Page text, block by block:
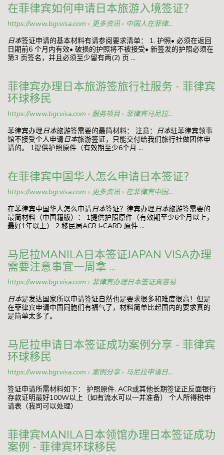
在菲律宾如何申请日本旅游入境签证？
https://www.bgcvisa.com › 更多资讯 › 中国人在菲律...
日本签证申请的基本材料有请参阅要求清单： 1. 护照• 必须在返回
日期前6 个月内有效• 破损的护照将不被接受• 新签发的护照必须在
第3 页签名，并且必须至少留有两(2) 页 ...
菲律宾办理日本旅游签旅行社服务 - 菲律宾
环球移民
https://www.bgcvisa.com › 服务项目 › 菲律宾马尼拉...
菲律宾办理日本旅游签需要的最简材料： 注意： 日本驻菲律宾领事
馆不接受个人申请日本旅游签证，只能交付给我们旅行社做团体申
请的。 1提供护照原件（有效期至少6个月 ...
在菲律宾中国华人怎么申请日本签证？
https://www.bgcvisa.com › 更多资讯 › 在菲律宾中国...
在菲律宾中国华人怎么申请日本签证？律宾办理日本旅游签需要的
最简材料（中国籍版）： 1提供护照原件（有效期至少6个月以上，
最好1年以上） 2 移民局ACR I-CARD 原件 ...
马尼拉MANILA日本签证JAPAN VISA办理
需要注意事宜一周拿 ...
https://www.bgcvisa.com › 菲律宾办理日本签证真容易
日本是发达国家所以申请签证自然也是要求很多和难度很高！但是
在菲律宾申请中国同胞们有福气了，材料简单比起国内的要求真的
是简单太多了。
马尼拉申请日本签证成功案例分享 - 菲律宾
环球移民
https://www.bgcvisa.com › 案例分享 › 马尼拉申请日...
签证申请所需材料如下： 护照原件. ACR或其他长期签证正反面银行
存款证明最好100W以上（如有流水可以一并准备） 个人所得税申
请表（我司可以处理）
菲律宾MANILA日本领馆办理日本签证成功
案例 - 菲律宾环球移民